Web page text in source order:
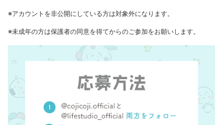
※アカウントを非公開にしている方は対象外になります。
※未成年の方は保護者の同意を得てからのご参加をお願いします。